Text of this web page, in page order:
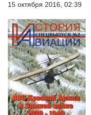
15 октября 2016, 02:39